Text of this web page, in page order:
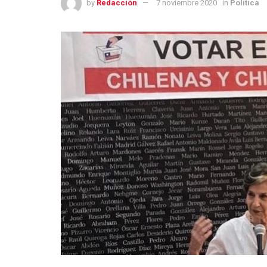
by Redacción 7 noviembre 2020 in Política